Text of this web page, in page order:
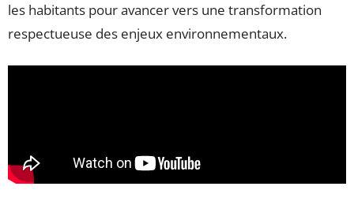
les habitants pour avancer vers une transformation
respectueuse des enjeux environnementaux.